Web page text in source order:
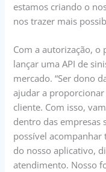
estamos criando o
nos trazer mais
Com a autorização,
lançar uma API de
mercado. “Ser dono
ajudar a
cliente. Com isso,
dentro das empresas
possível
do nosso aplicativo,
atendimento. Nosso